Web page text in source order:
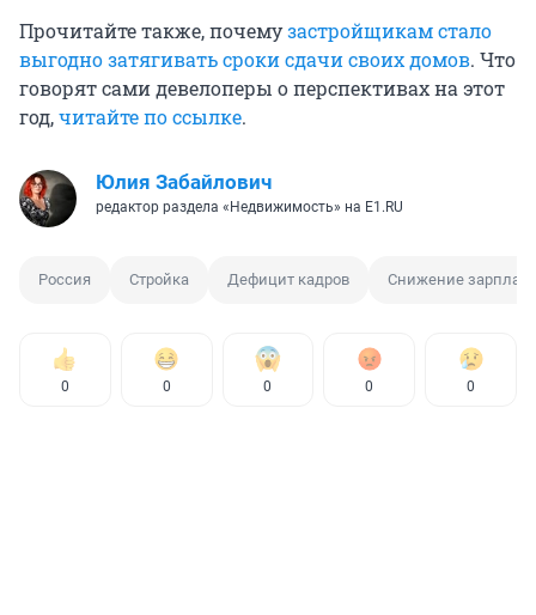
Прочитайте также, почемузастройщикам стало
выгодно затягивать сроки сдачи своих домов. Что
говорят сами девелоперы о перспективах на этот
год,читайте по ссылке.
Юлия Забайлович
редактор раздела «Недвижимость» на E1.RU
Россия Стройка Дефицит кадров Снижение
0 0 0 0 0